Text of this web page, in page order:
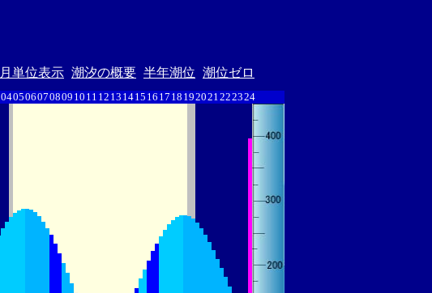
月単位表示 潮汐の概要 半年潮位 潮位ゼロ
040506070809 10 11 12 13 1415 16 17 18 192021222324